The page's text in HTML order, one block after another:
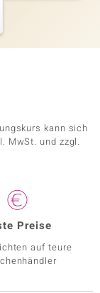
kann sich
MwSt. und zzgl.
Preise
auf teure